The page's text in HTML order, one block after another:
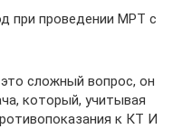
при проведении МРТ с
сложный вопрос, он
который, учитывая
к КТ И